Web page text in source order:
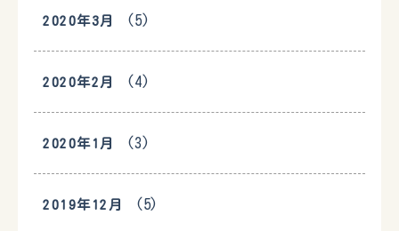
2020年3月 (5)
2020年2月 (4)
2020年1月 (3)
2019年12月 (5)